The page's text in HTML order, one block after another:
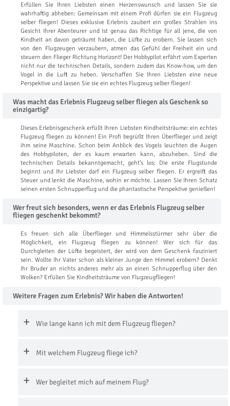
Erfüllen Sie Ihren Liebsten einen Herzenswunsch und lassen Sie sie
wahrhaftig abheben: Gemeinsam mit einem Profi dürfen sie ein Flugzeug
selber fliegen! Dieses exklusive Erlebnis zaubert ein großes Strahlen ins
Gesicht Ihrer Abenteurer und ist genau das Richtige für all jene, die von
Kindheit an davon geträumt haben, die Lüfte zu erobern. Sie lassen sich
von den Flugzeugen verzaubern, atmen das Gefühl der Freiheit ein und
steuern den Flieger Richtung Horizont! Der Hobbypilot erfährt vom Experten
nicht nur die technischen Details, sondern zudem das Know-how, um den
Vogel in die Luft zu heben. Verschaffen Sie Ihren Liebsten eine neue
Perspektive und lassen Sie sie ein echtes Flugzeug selber fliegen!
Was macht das Erlebnis Flugzeug selber fliegen als Geschenk so
einzigartig?
Dieses Erlebnisgeschenk erfüllt Ihren Liebsten Kindheitsträume: ein echtes
Flugzeug fliegen zu können! Ein Profi begrüßt Ihren Überflieger und zeigt
ihm seine Maschine. Schon beim Anblick des Vogels leuchten die Augen
des Hobbypiloten, der es kaum erwarten kann, abzuheben. Sind die
technischen Details bekanntgemacht, geht’s los: Die erste Flugstunde
beginnt und Ihr Liebster darf ein Flugzeug selber fliegen. Er ergreift das
Steuer und lenkt die Maschine, wohin er möchte. Lassen Sie Ihren Schatz
seinen ersten Schnupperflug und die phantastische Perspektive genießen!
Wer freut sich besonders, wenn er das Erlebnis Flugzeug selber
fliegen geschenkt bekommt?
Es freuen sich alle Überflieger und Himmelsstürmer sehr über die
Möglichkeit, ein Flugzeug fliegen zu können! Wer sich für das
Durchgleiten der Lüfte begeistert, der wird von dem Geschenk fasziniert
sein. Wollte Ihr Vater schon als kleiner Junge den Himmel erobern? Denkt
Ihr Bruder an nichts anderes mehr als an einen Schnupperflug über den
Wolken? Erfüllen Sie Kindheitsträume von Flugzeugfliegen!
Weitere Fragen zum Erlebnis? Wir haben die Antworten!
Wie lange kann ich mit dem Flugzeug fliegen?
Mit welchem Flugzeug fliege ich?
Wer begleitet mich auf meinem Flug?